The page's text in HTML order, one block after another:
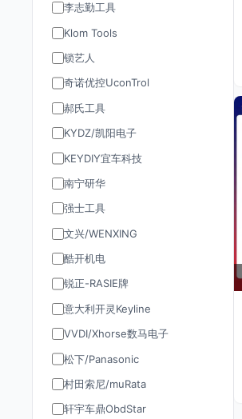
李志勤工具
Klom Tools
锁艺人
奇诺优控UconTrol
郝氏工具
KYDZ/凯阳电子
KEYDIY宜车科技
南宁研华
强士工具
文兴/WENXING
酷开机电
锐正-RASIE牌
意大利开灵Keyline
VVDI/Xhorse数马电子
松下/Panasonic
村田索尼/muRata
轩宇车鼎ObdStar